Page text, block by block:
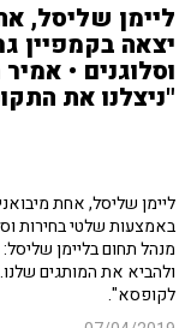
ליימן שליסל,
יצאה בקמפיין
וסלוגנים •
"ניצלנו את
ליימן שליסל, אחת
באמצעות שלטי בחירות
מנהל תחום בליימן
ולהביא את המותגים
לקופסא".